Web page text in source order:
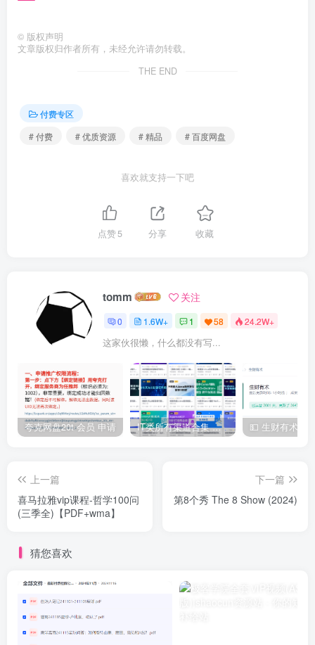
© 版权声明
文章版权归作者所有，未经允许请勿转载。
THE END
付费专区
# 付费
# 优质资源 # 精品 # 百度网盘
喜欢就支持一下吧
点赞5 分享 收藏
tomm 关注
0 1.6W+ 1 58 24.2W+
这家伙很懒，什么都没有写...
夸克网盘20t 会员 申请 IT类所有渠道合集 持续日更，目前近四千多条资源 年费用户微信私信获取权限
上一篇
喜马拉雅vip课程-哲学100问
(三季全)【PDF+wma】
下一篇
第8个秀 The 8 Show (2024)
猜您喜欢